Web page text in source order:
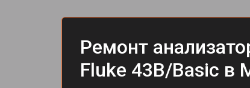
Ремонт
Fluke 43B/Basic в